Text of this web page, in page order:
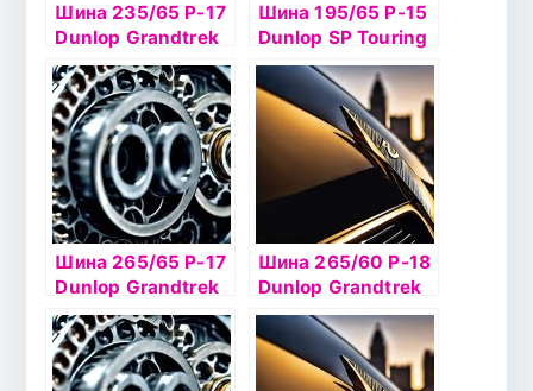
Шина 235/65 Р-17
Dunlop Grandtrek
Ice 02 108Т шип
Шина 195/65 Р-15
Dunlop SP Touring
R1 91T б/к
Шина 265/65 Р-17
Dunlop Grandtrek
Ice02 116T шип
Шина 265/60 Р-18
Dunlop Grandtrek
SJ6 110Q б/к